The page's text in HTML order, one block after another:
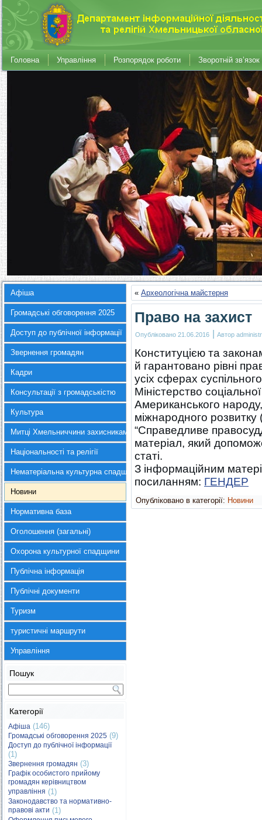
Головна Управління Розпорядок роботи Зворотній зв’язок
Афіша
Громадські обговорення 2025
Доступ до публічної інформації
Звернення громадян
Кадри
Консультації з громадськістю
Культура
Митці Хмельниччини захисникам України
Національності та релігії
Нематеріальна культурна спадщина
Новини
Нормативна база
Оголошення (загальні)
Охорона культурної спадщини
Публічна інформація
Публічні документи
Туризм
туристичні маршрути
Управління
Пошук
Категорії
Афіша (146)
Громадські обговорення 2025 (9)
Доступ до публічної інформації
(1)
Звернення громадян (3)
Графік особистого прийому
громадян керівництвом
управління (1)
Законодавство та нормативно-
правові акти (1)
« Археологічна майстерня
Право на захист
Опубліковано 21.06.2016 | Автор
Конституцією та
й гарантовано рівні
усіх сферах
Міністерство
Американського
міжнародного
“Справедливе
матеріал, який
статі.
З інформаційним
посиланням: ГЕНДЕР
Опубліковано в категорії: Новини